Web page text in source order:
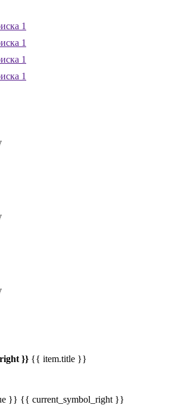
1
1
1
1
}} {{ item.title }}
}} {{ current_symbol_right }}